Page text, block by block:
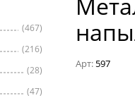
(467)
(216)
(28)
(47)
Арт: 597